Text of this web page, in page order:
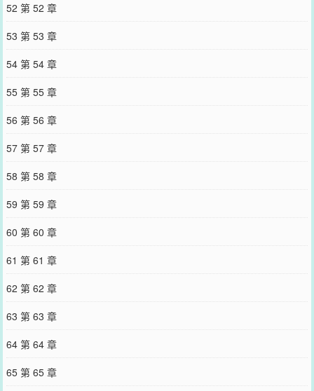
52 第 52 章
53 第 53 章
54 第 54 章
55 第 55 章
56 第 56 章
57 第 57 章
58 第 58 章
59 第 59 章
60 第 60 章
61 第 61 章
62 第 62 章
63 第 63 章
64 第 64 章
65 第 65 章